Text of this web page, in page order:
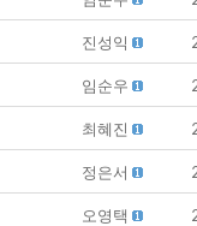
진성익
임순우
최혜진
정은서
오영택